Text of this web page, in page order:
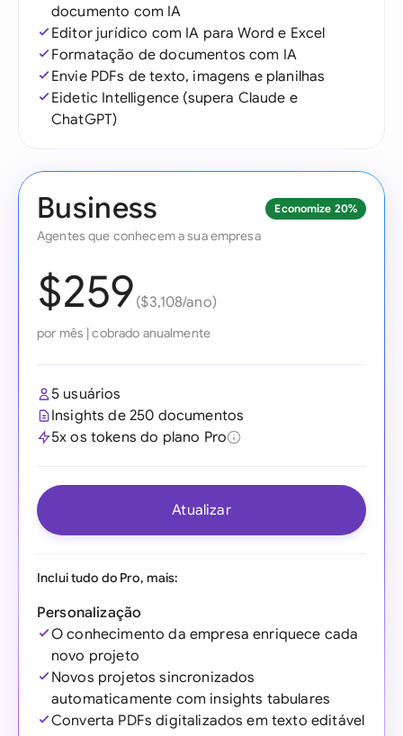
documento com IA
Editor jurídico com IA para Word e Excel
Formatação de documentos com IA
Envie PDFs de texto, imagens e planilhas
Eidetic Intelligence (supera Claude e
ChatGPT)
Business Economize 20%
Agentes que conhecem a sua empresa
$259 ($3,108/ano)
por mês |cobrado anualmente
5 usuários
Insights de 250 documentos
5x os tokens do plano Pro
Atualizar
Inclui tudo do Pro, mais:
Personalização
O conhecimento da empresa enriquece cada
novo projeto
Novos projetos sincronizados
automaticamente com insights tabulares
Converta PDFs digitalizados em texto editável